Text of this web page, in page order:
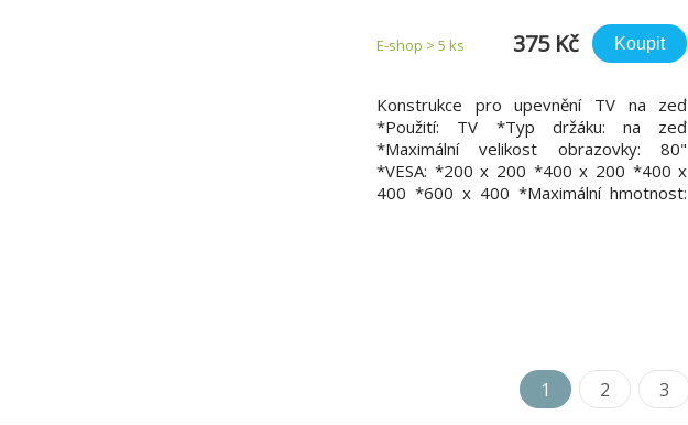
E-shop > 5 ks 375 Kč Koupit
Konstrukce pro upevnění TV na zeď
*Použití: TV *Typ držáku: na zeď
*Maximální velikost obrazovky: 80"
*VESA: *200 x 200 *400 x 200 *400 x
400 *600 x 400 *Maximální hmotnost:
1 2 3